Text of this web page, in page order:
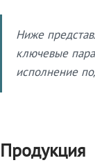
Ниже
ключевые
исполнение
Продукция